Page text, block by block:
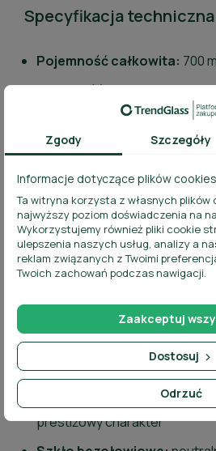
Specyfikacja
Pojemność całkowita: 700
Wysokość:279,2 mm
Średnica maksymalna:86
Średnica szyjki:
21,5 mm
Waga jednostkowa:770 g
Materiał:szkło sodowo-
Możliwość personalizacji:
Odporność termiczna:
niezalecane nagłe zmiany
Zalety produktu:
Smukły, elegancki design:
atrakcyjność produktu na
prestiżowy charakter
Zgody Szczegóły
Informacje dotyczące plików cookies
Ta witryna korzysta z własnych plików
najwyższy poziom doświadczenia na
Wykorzystujemy również pliki cookie
ulepszenia naszych usług, analizy a
reklam związanych z Twoimi
Twoich zachowań podczas nawigacji.
Odrzuć
Dostosuj
Zaakceptuj